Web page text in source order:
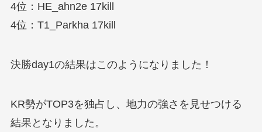
4位：HE_ahn2e 17kill
4位：T1_Parkha 17kill
決勝day1の結果はこのようになりました！
KR勢がTOP3を独占し、地力の強さを見せつける
結果となりました。